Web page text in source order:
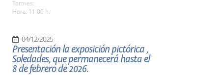
Tormes.
Hora: 11:00 h.
04/12/2025
Presentación la exposición pictórica ,
Soledades, que permanecerá hasta el
8 de febrero de 2026.